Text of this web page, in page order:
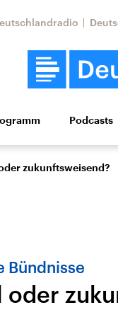
Wissen
Podcasts
zukunftsweisend?
Bündnisse
oder